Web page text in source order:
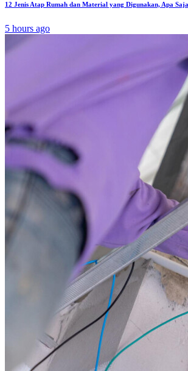
12 Jenis Atap Rumah dan Material yang Digunakan, Apa
5 hours ago